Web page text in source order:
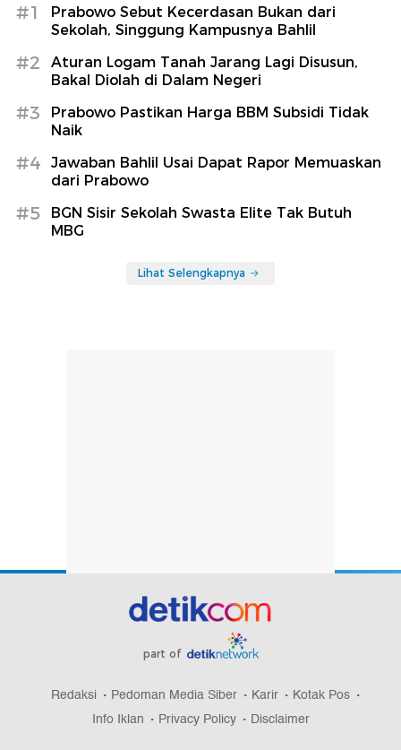
#1
Prabowo Sebut Kecerdasan Bukan dari
Sekolah, Singgung Kampusnya Bahlil
#2
Aturan Logam Tanah Jarang Lagi Disusun,
Bakal Diolah di Dalam Negeri
#3
Prabowo Pastikan Harga BBM Subsidi Tidak
Naik
#4
Jawaban Bahlil Usai Dapat Rapor Memuaskan
dari Prabowo
#5
BGN Sisir Sekolah Swasta Elite Tak Butuh
MBG
Lihat Selengkapnya
part of
Redaksi Pedoman Media Siber Karir
Kotak Pos
Info Iklan
Privacy Policy Disclaimer